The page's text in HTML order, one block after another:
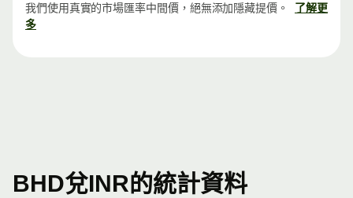
我們使用真實的市場匯率中間價，絕無添加隱藏提價。
了解更
多
BHD兌INR的統計資料